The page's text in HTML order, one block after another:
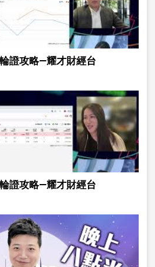
證攻略—耀才財經台
證攻略—耀才財經台